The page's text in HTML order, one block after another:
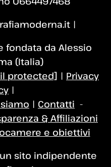
|
fondata da Alessio
(Italia)
protected] | Privacy
|
| Contatti -
& Affiliazioni
e obiettivi
sito indipendente